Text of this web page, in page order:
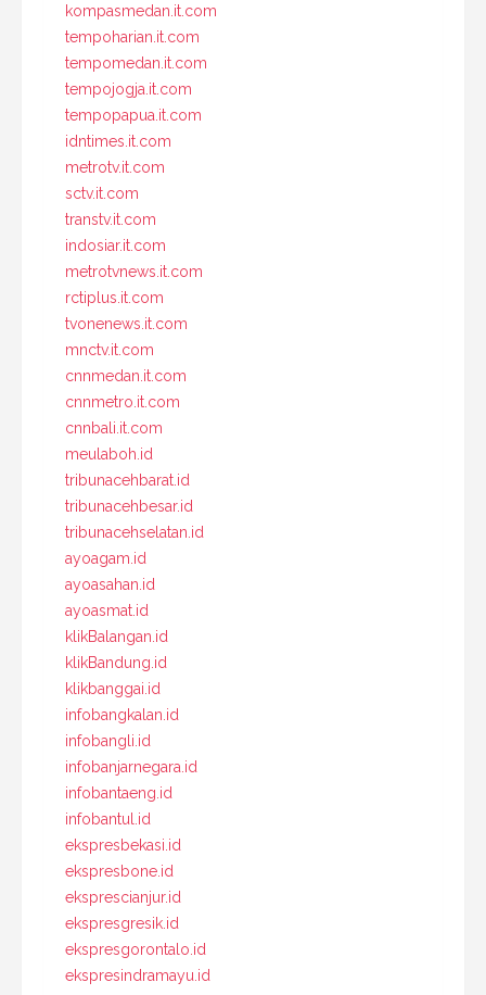
kompasmedan.it.com
tempoharian.it.com
tempomedan.it.com
tempojogja.it.com
tempopapua.it.com
idntimes.it.com
metrotv.it.com
sctv.it.com
transtv.it.com
indosiar.it.com
metrotvnews.it.com
rctiplus.it.com
tvonenews.it.com
mnctv.it.com
cnnmedan.it.com
cnnmetro.it.com
cnnbali.it.com
meulaboh.id
tribunacehbarat.id
tribunacehbesar.id
tribunacehselatan.id
ayoagam.id
ayoasahan.id
ayoasmat.id
klikBalangan.id
klikBandung.id
klikbanggai.id
infobangkalan.id
infobangli.id
infobanjarnegara.id
infobantaeng.id
infobantul.id
ekspresbekasi.id
ekspresbone.id
eksprescianjur.id
ekspresgresik.id
ekspresgorontalo.id
ekspresindramayu.id